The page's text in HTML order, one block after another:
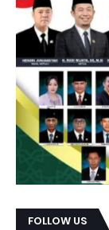
FOLLOW US